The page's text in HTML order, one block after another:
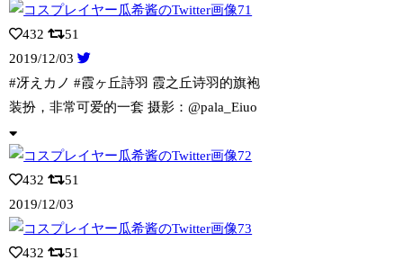
432
51
2019/12/03
#冴えカノ #霞ヶ丘詩羽 霞之丘诗羽的旗袍
装扮，非常可爱的一套 摄影：@pala _Eiuo
432
51
2019/12/03
432
51